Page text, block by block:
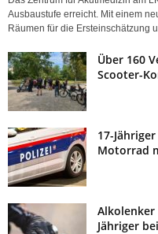
Ausbaustufe erreicht. Mit einem
Räumen für die Ersteinschätzung
Über 160
Scooter-
17-
Motorrad
Jähriger